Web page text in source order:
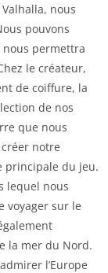
nous
pouvons
nous permettra
le créateur,
de coiffure, la
de nos
que nous
notre
principale du jeu.
lequel nous
voyager sur le
la mer du Nord.
l’Europe